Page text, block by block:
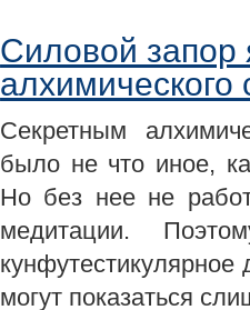
Силовой запор
алхимического
Секретным
было не что иное,
Но без нее не
медитации.
могут показаться